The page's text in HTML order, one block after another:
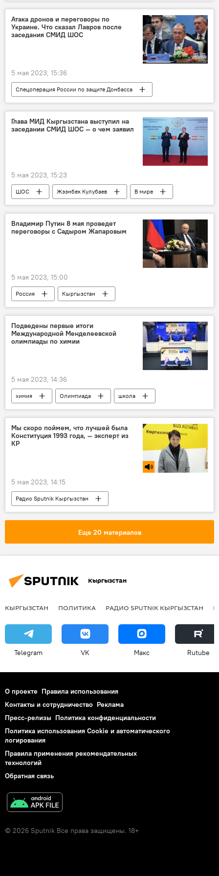
FIFA президент
футбол
Атака дронов и переговоры по
Украине. Что сказал Лавров после
заседания СМИД ШОС
5 мая 2023, 15:36
Спецоперация России по защите Донбасса
Индия
Гоа ШОС
МИД
заседание
Сергей Лавров
атака
переговоры
Украина
Глава МИД Кыргызстана выступил на
заседании СМИД ШОС — о чем заявил
5 мая 2023, 15:23
ШОС Жээнбек Кулубаев
В мире
Политика
Кыргызстан
Министерство иностранных дел КР
Владимир Путин 8 мая проведет
переговоры с Садыром Жапаровым
5 мая 2023, 15:00
Россия
Кыргызстан
Садыр Жапаров
Владимир Путин
переговоры
Дмитрий Песков
Политика
В мире
Подведены первые итоги
Международной Менделеевской
олимпиады по химии
5 мая 2023, 14:36
химия Олимпиада
школа
образование
Россия
Мы скоро поймем, что лучшей была
Конституция 1993 года, — эксперт из
КР
5 мая 2023, 14:15
Радио Sputnik Кыргызстан
День Конституции
закон
Чолпон Койчуманова
Еще 20 материалов
Кыргызстан
КЫРГЫЗСТАН ПОЛИТИКА РАДИО SPUTNIK КЫРГЫЗСТАН
Telegram VK Макс Rutube
О проекте Правила использования
Контакты и сотрудничество Реклама
Пресс-релизы Политика конфиденциальности
Политика использования Cookie и автоматического
логирования
Правила применения рекомендательных
технологий
Обратная связь
© 2026 Sputnik Все права защищены. 18+